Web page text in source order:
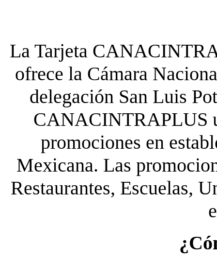
La Tarjeta
ofrece la Cámara
delegación San Luis
CANACINTRAPLUS
promociones en
Mexicana. Las
Restaurantes, Escuelas,